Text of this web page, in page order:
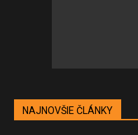
NAJNOVŠIE ČLÁNKY